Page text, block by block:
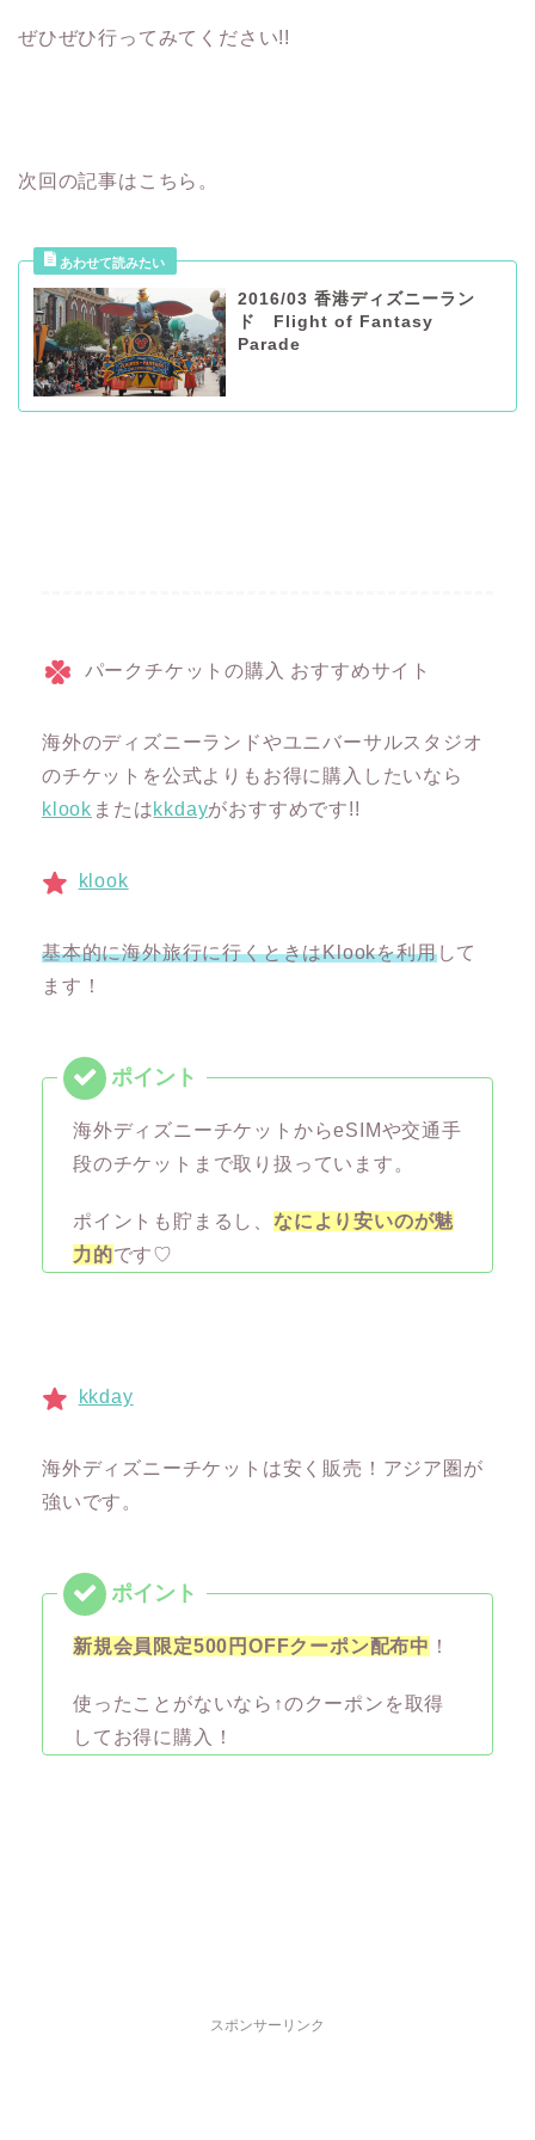
ぜひぜひ行ってみてください!!
次回の記事はこちら。
2016/03 香港ディズニーラン
ド Flight of Fantasy
Parade
パークチケットの購入 おすすめサイト
海外のディズニーランドやユニバーサルスタジオ
のチケットを公式よりもお得に購入したいなら
klook またはkkdayがおすすめです!!
klook
基本的に海外旅行に行くときはKlookを利用して
ます！
海外ディズニーチケットからeSIMや交通手
段のチケットまで取り扱っています。
ポイントも貯まるし、 なにより安いのが魅
力的です♡
kkday
海外ディズニーチケットは安く販売！アジア圏が
強いです。
新規会員限定500円OFFクーポン配布中 ！
使ったことがないなら↑のクーポンを取得
してお得に購入！
スポンサーリンク